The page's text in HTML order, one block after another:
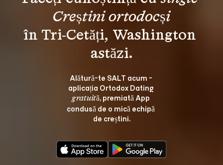
Creștini ortodocși
în Tri-Cetăți, Washington
Alătură-te SALT acum -
aplicația Ortodox Dating
gratuită, premiată App
condusă de o mică echipă
de creștini.